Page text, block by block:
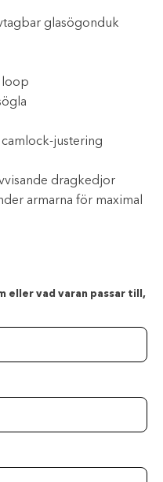
glasögonduk
loop
justering
dragkedjor
armarna för maximal
eller vad varan passar till,